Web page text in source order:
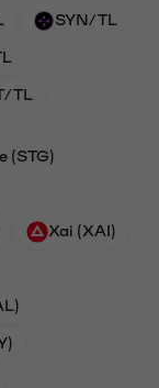
SYN/TL
TL
(STG)
Xai (XAI)